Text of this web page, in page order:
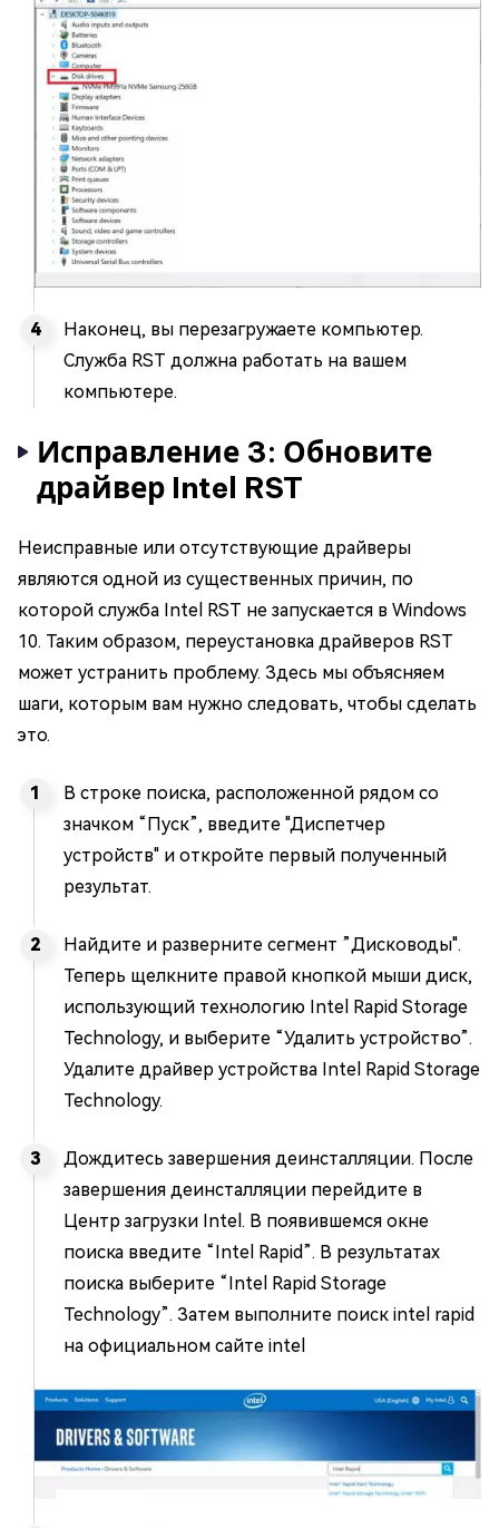
Наконец, вы перезагружаете компьютер.
Служба RST должна работать на вашем
компьютере.
Исправление 3: Обновите
драйвер Intel RST
Неисправные или отсутствующие драйверы
являются одной из существенных причин, по
которой служба Intel RST не запускается в Windows
10. Таким образом, переустановка драйверов RST
может устранить проблему. Здесь мы объясняем
шаги, которым вам нужно следовать, чтобы сделать
это.
В строке поиска, расположенной рядом со
значком “Пуск”, введите "Диспетчер
устройств" и откройте первый полученный
результат.
Найдите и разверните сегмент ”Дисководы".
Теперь щелкните правой кнопкой мыши диск,
использующий технологию Intel Rapid Storage
Technology, и выберите “Удалить устройство”.
Удалите драйвер устройства Intel Rapid Storage
Technology.
Дождитесь завершения деинсталляции. После
завершения деинсталляции перейдите в
Центр загрузки Intel. В появившемся окне
поиска введите “Intel Rapid”. В результатах
поиска выберите “Intel Rapid Storage
Technology”. Затем выполните поиск intel rapid
на официальном сайте intel